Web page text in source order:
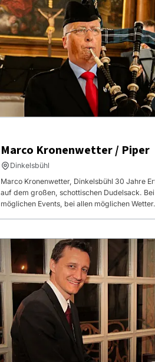
Marco Kronenwetter / Piper
Dinkelsbühl
Marco Kronenwetter, Dinkelsbühl 30 Jahre
auf dem großen, schottischen Dudelsack.
möglichen Events, bei allen möglichen